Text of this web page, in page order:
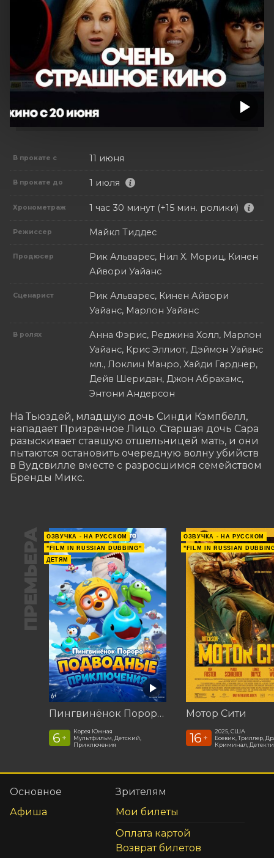
В прокате с 11 июня
В прокате до 1 июля
Хронометраж 1 час 30 минут (+15 мин. ролики)
Режиссер Майкл Тиддес
Продюсер
Рик Альварес, Нил Х. Мориц, Кинен
Айвори Уайанс
Сценарист
Рик Альварес, Кинен Айвори
Уайанс, Марлон Уайанс
В ролях
Анна Фэрис, Реджина Холл, Марлон
Уайанс, Крис Эллиот, Дэймон Уайанс
мл., Локлин Манро, Хайди Гарднер,
Дейв Шеридан, Джон Абрахамс,
Энтони Андерсон
На Тьюздей, младшую дочь Синди Кэмпбелл,
нападает Призрачное Лицо. Старшая дочь Сара
разыскивает ставшую отшельницей мать, и они
пытаются остановить очередную волну убийств
в Вудсвилле вместе с разросшимся семейством
Бренды Микс.
ПРЕМЬЕРА
ОЗВУЧКА - НА РУССКОМ
"FILM IN RUSSIAN DUBBING"
ДЕТЯМ
Пингвинёнок Пороро: Подводные приключения
6 +
Корея Южная
Мультфильм, Детский,
Приключения
ОЗВУЧКА - НА РУССКОМ
"FILM IN RUSSIAN
Мотор Сити
16 +
2025, США
Боевик, Триллер,
Криминал,
Основное
Афиша
Зрителям
Мои билеты
Оплата картой
Возврат билетов